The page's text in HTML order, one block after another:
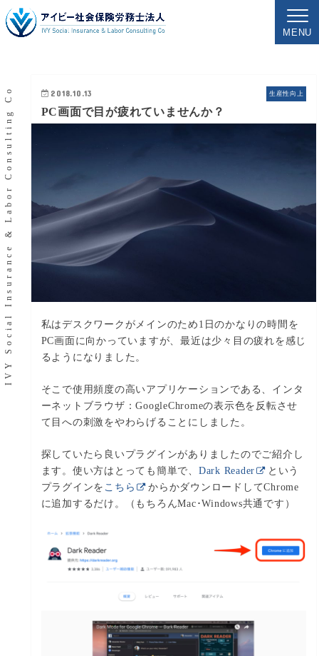
MENU
IVY Social Insurance & Labor Consulting Co 生産性向上
2018.10.13
PC画面で目が疲れていませんか？
私はデスクワークがメインのため1日のかなりの時間を
PC画面に向かっていますが、最近は少々目の疲れを感じ
るようになりました。
そこで使用頻度の高いアプリケーションである、インタ
ーネットブラウザ：GoogleChromeの表示色を反転させ
て目への刺激をやわらげることにしました。
探していたら良いプラグインがありましたのでご紹介し
ます。使い方はとっても簡単で、 Dark Reader
という
プラグインを こちら
からかダウンロードしてChrome
に追加するだけ。（もちろんMac･Windows共通です）